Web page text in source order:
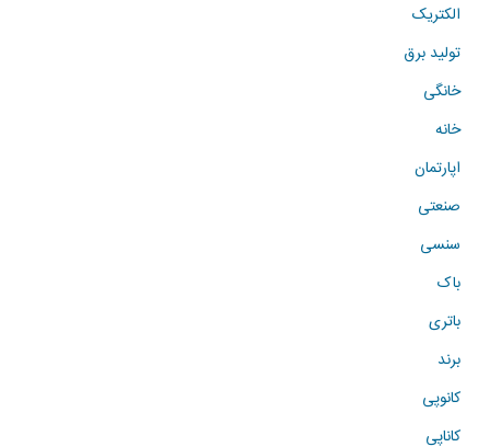
الکتریک
تولید برق
خانگی
خانه
اپارتمان
صنعتی
سنسی
باک
باتری
برند
کانوپی
کاناپی